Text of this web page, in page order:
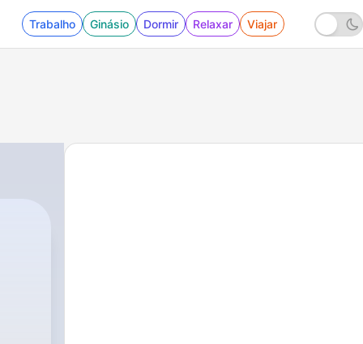
Trabalho Ginásio Dormir Relaxar Viajar